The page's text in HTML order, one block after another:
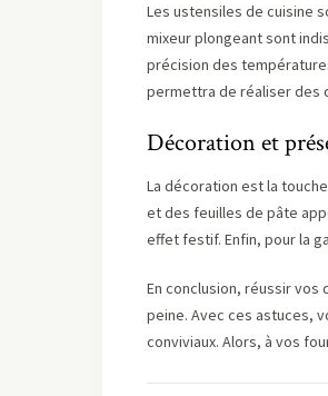
Les ustensiles de cuisine
mixeur plongeant sont
précision des
permettra de réaliser des
Décoration et
La décoration est la
et des feuilles de pâte
effet festif. Enfin, pour la
En conclusion, réussir
peine. Avec ces astuces,
conviviaux. Alors, à vos